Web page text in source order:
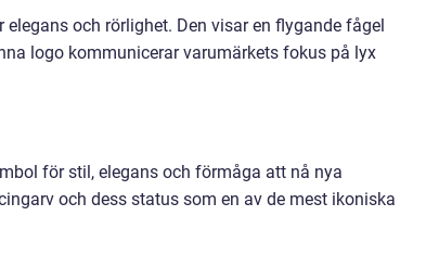
och rörlighet. Den visar en flygande fågel
logo kommunicerar varumärkets fokus på lyx
för stil, elegans och förmåga att nå nya
och dess status som en av de mest ikoniska